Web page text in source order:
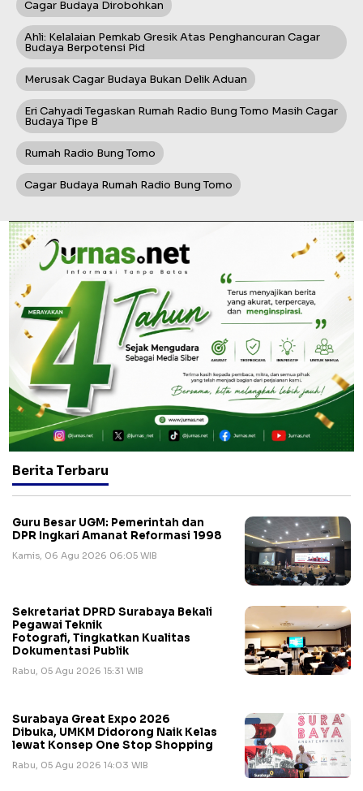
Cagar Budaya Dirobohkan
Ahli: Kelalaian Pemkab Gresik Atas Penghancuran Cagar
Budaya Berpotensi Pid
Merusak Cagar Budaya Bukan Delik Aduan
Eri Cahyadi Tegaskan Rumah Radio Bung Tomo Masih Cagar
Budaya Tipe B
Rumah Radio Bung Tomo
Cagar Budaya Rumah Radio Bung Tomo
Berita Terbaru
Guru Besar UGM: Pemerintah dan
DPR Ingkari Amanat Reformasi 1998
Kamis, 06 Agu 2026 06:05 WIB
Sekretariat DPRD Surabaya Bekali
Pegawai Teknik
Fotografi, Tingkatkan Kualitas
Dokumentasi Publik
Rabu, 05 Agu 2026 15:31 WIB
Surabaya Great Expo 2026
Dibuka, UMKM Didorong Naik Kelas
lewat Konsep One Stop Shopping
Rabu, 05 Agu 2026 14:03 WIB